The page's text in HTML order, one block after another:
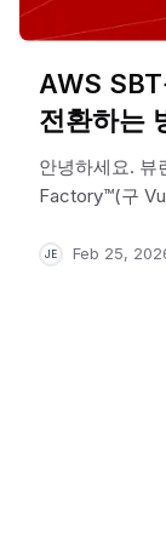
AWS
전환하는
안녕하세요. 뷰
Factory™(구
블록체인 등 다
JE Feb 25,